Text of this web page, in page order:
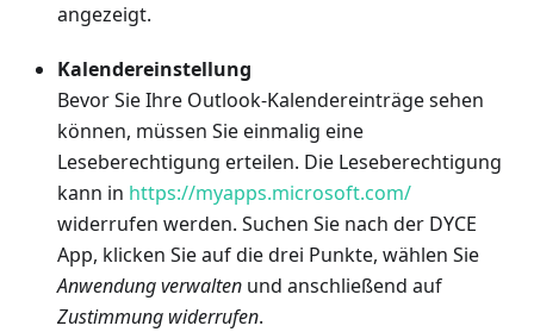
angezeigt.
Kalendereinstellung
Bevor Sie Ihre Outlook-Kalendereinträge sehen
können, müssen Sie einmalig eine
Leseberechtigung erteilen. Die Leseberechtigung
kann in https://myapps.microsoft.com/
widerrufen werden. Suchen Sie nach der DYCE
App, klicken Sie auf die drei Punkte, wählen Sie
Anwendung verwalten und anschließend auf
Zustimmung widerrufen.